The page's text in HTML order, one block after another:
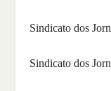
Sindicato dos
Sindicato dos